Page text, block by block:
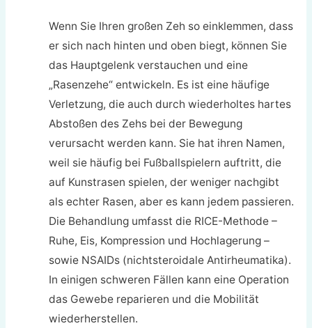
Wenn Sie Ihren großen Zeh so einklemmen, dass
er sich nach hinten und oben biegt, können Sie
das Hauptgelenk verstauchen und eine
„Rasenzehe“ entwickeln. Es ist eine häufige
Verletzung, die auch durch wiederholtes hartes
Abstoßen des Zehs bei der Bewegung
verursacht werden kann. Sie hat ihren Namen,
weil sie häufig bei Fußballspielern auftritt, die
auf Kunstrasen spielen, der weniger nachgibt
als echter Rasen, aber es kann jedem passieren.
Die Behandlung umfasst die RICE-Methode –
Ruhe, Eis, Kompression und Hochlagerung –
sowie NSAIDs (nichtsteroidale Antirheumatika).
In einigen schweren Fällen kann eine Operation
das Gewebe reparieren und die Mobilität
wiederherstellen.